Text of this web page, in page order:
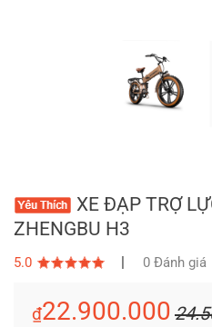
XE ĐẠP TRỢ
ZHENGBU H3
5.0 | 0 Đánh giá
₫22.900.000